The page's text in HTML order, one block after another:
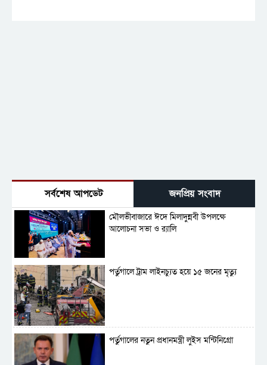
সর্বশেষ আপডেট জনপ্রিয় সংবাদ
মৌলভীবাজারে ঈদে মিলাদুন্নবী উপলক্ষে
আলোচনা সভা ও র‍্যালি
পর্তুগালে ট্রাম লাইনচ্যুত হয়ে ১৫ জনের মৃত্যু
পর্তুগালের নতুন প্রধানমন্ত্রী লুইস মন্টিনিগ্রো